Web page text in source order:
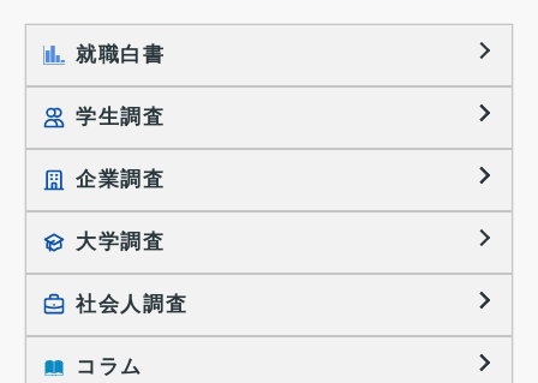
就職白書
学生調査
就職プロセス調査
就職活動TOPICS
大学生の実態調査
働きたい組織の特徴
大学生の地域間移動レポート
企業調査
採用に関する調査
採用活動に関するレポート
大学調査
社会人調査
就職活動と入社後の就業
コラム